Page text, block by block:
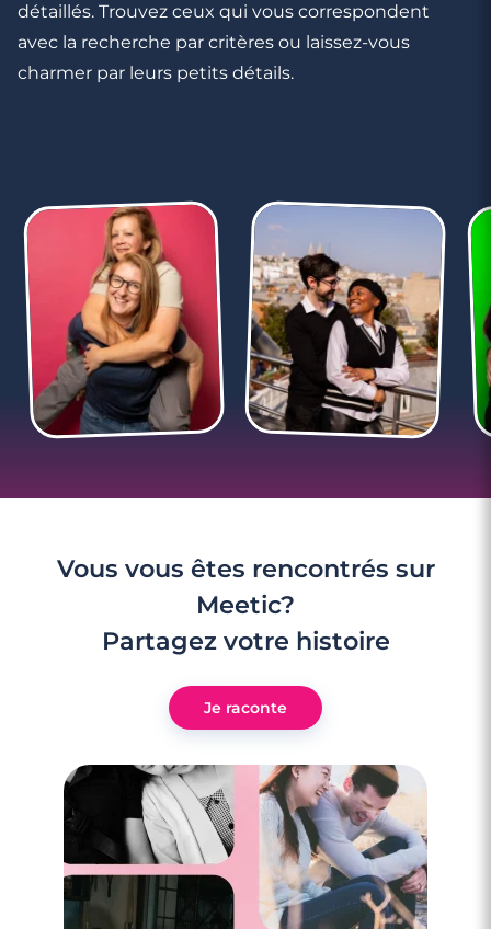
4 minutes
Rencontre à Thouars
Rencontres célibataires à Cerizay
détaillés. Trouvez ceux qui vous correspondent
avec la recherche par critères ou laissez-vous
charmer par leurs petits détails.
Vous vous êtes rencontrés sur
Meetic?
Partagez votre histoire
Je raconte